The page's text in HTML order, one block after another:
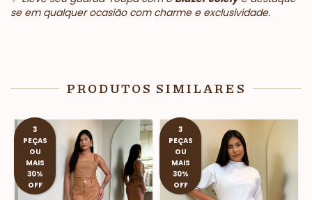
se em qualquer ocasião com charme e exclusividade.
PRODUTOS SIMILARES
3
PEÇAS
OU
MAIS
30%
OFF
3
PEÇAS
OU
MAIS
30%
OFF